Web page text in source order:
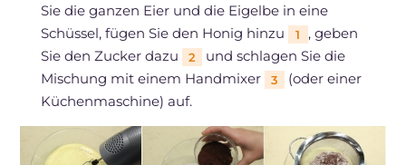
Sie die ganzen Eier und die Eigelbe in eine
Schüssel, fügen Sie den Honig hinzu
1
, geben
Sie den Zucker dazu
2
und schlagen Sie die
Mischung mit einem Handmixer
3
(oder einer
Küchenmaschine) auf.